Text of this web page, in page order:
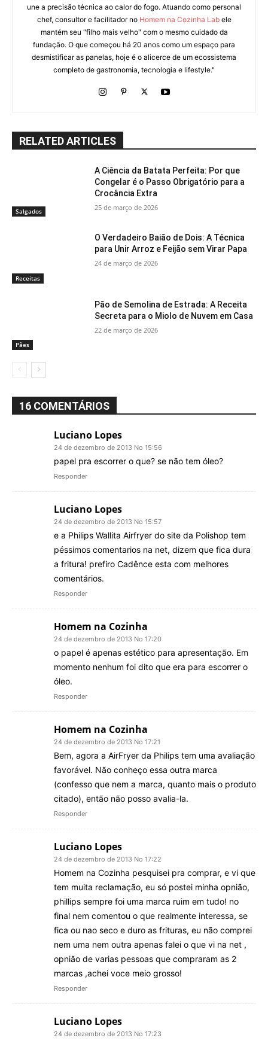
une a precisão técnica ao calor do fogo. Atuando como personal
chef, consultor e facilitador no Homem na Cozinha Labele
mantém seu "filho mais velho" com o mesmo cuidado da
fundação. O que começou há 20 anos como um espaço para
desmistificar as panelas, hoje é o alicerce de um ecossistema
completo de gastronomia, tecnologia e lifestyle."
RELATED ARTICLES
Salgados
A Ciência da Batata Perfeita: Por que
Congelar é o Passo Obrigatório para a
Crocância Extra
25 de março de 2026
Receitas
O Verdadeiro Baião de Dois: A Técnica
para Unir Arroz e Feijão sem Virar Papa
24 de março de 2026
Pães
Pão de Semolina de Estrada: A Receita
Secreta para o Miolo de Nuvem em Casa
22 de março de 2026
16 COMENTÁRIOS
Luciano Lopes
24 de dezembro de 2013 No 15:56
papel pra escorrer o que? se não tem óleo?
Responder
Luciano Lopes
24 de dezembro de 2013 No 15:57
e a Philips Wallita Airfryer do site da Polishop tem
péssimos comentarios na net, dizem que fica dura
a fritura! prefiro Cadênce esta com melhores
comentários.
Responder
Homem na Cozinha
24 de dezembro de 2013 No 17:20
o papel é apenas estético para apresentação. Em
momento nenhum foi dito que era para escorrer o
óleo.
Responder
Homem na Cozinha
24 de dezembro de 2013 No 17:21
Bem, agora a AirFryer da Philips tem uma avaliação
favorável. Não conheço essa outra marca
(confesso que nem a marca, quanto mais o produto
citado), então não posso avalia-la.
Responder
Luciano Lopes
24 de dezembro de 2013 No 17:22
Homem na Cozinha pesquisei pra comprar, e vi que
tem muita reclamação, eu só postei minha opnião,
phillips sempre foi uma marca ruim em tudo! no
final nem comentou o que realmente interessa, se
fica ou nao seco e duro as frituras, eu não comprei
nem uma nem outra apenas falei o que vi na net ,
opnião de varias pessoas que compraram as 2
marcas ,achei voce meio grosso!
Responder
Luciano Lopes
24 de dezembro de 2013 No 17:23